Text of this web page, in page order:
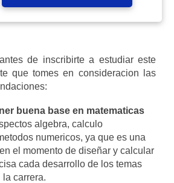
de inscribirte a estudiar este
que tomes en consideracion las
buena base en matematicas
algebra, calculo
numericos, ya que es una
el momento de diseñar y calcular
cada desarrollo de los temas
carrera.